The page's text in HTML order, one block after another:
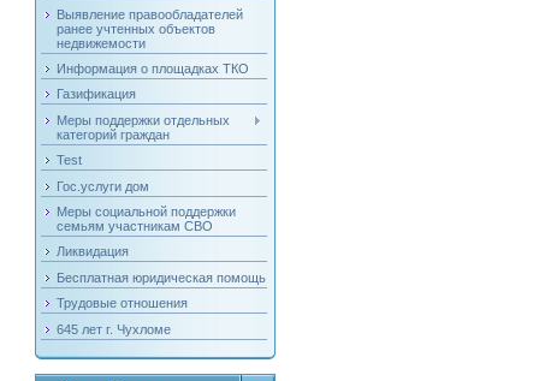
Выявление правообладателей
ранее учтенных объектов
недвижемости
Информация о площадках ТКО
Газификация
Меры поддержки отдельных
категорий граждан
Test
Гос.услуги дом
Меры социальной поддержки
семьям участникам СВО
Ликвидация
Бесплатная юридическая помощь
Трудовые отношения
645 лет г. Чухломе